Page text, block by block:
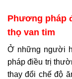
Phương pháp
thọ van tim
Ở những người
pháp điều trị
thay đổi chế độ